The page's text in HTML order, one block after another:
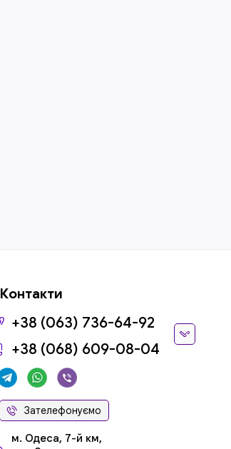
Контакти
+38 (063) 736-64-92
+38 (068) 609-08-04
Зателефонуємо
м. Одеса, 7-й км,